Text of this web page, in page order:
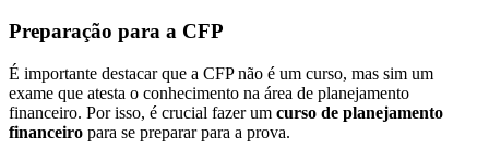
Preparação para a CFP
É importante destacar que a CFP não é um curso, mas sim um
exame que atesta o conhecimento na área de planejamento
financeiro. Por isso, é crucial fazer um curso de planejamento
financeiro para se preparar para a prova.